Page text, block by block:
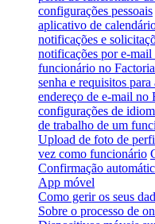
configurações pessoais
aplicativo de
notificações e
notificações por e-mail
funcionário no
senha e requisitos para
endereço de e-mail no
configurações de
de trabalho de um
Upload de foto de
vez como funcionário
Confirmação
App móvel
Como gerir os seus
Sobre o processo de